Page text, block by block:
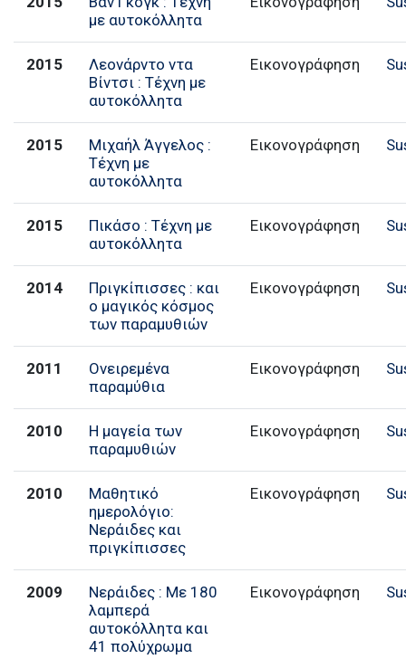
με αυτοκόλλητα
2015
Λεονάρντο ντα
Βίντσι : Τέχνη με
αυτοκόλλητα
Εικονογράφηση
2015
Μιχαήλ Άγγελος :
Τέχνη με
αυτοκόλλητα
Εικονογράφηση
2015
Πικάσο : Τέχνη με
αυτοκόλλητα
Εικονογράφηση
2014
Πριγκίπισσες : και
ο μαγικός κόσμος
των παραμυθιών
Εικονογράφηση
2011
Ονειρεμένα
παραμύθια
Εικονογράφηση
2010
Η μαγεία των
παραμυθιών
Εικονογράφηση
2010
Μαθητικό
ημερολόγιο:
Νεράιδες και
πριγκίπισσες
Εικονογράφηση
2009
Νεράιδες : Με 180
λαμπερά
αυτοκόλλητα και
41 πολύχρωμα
Εικονογράφηση